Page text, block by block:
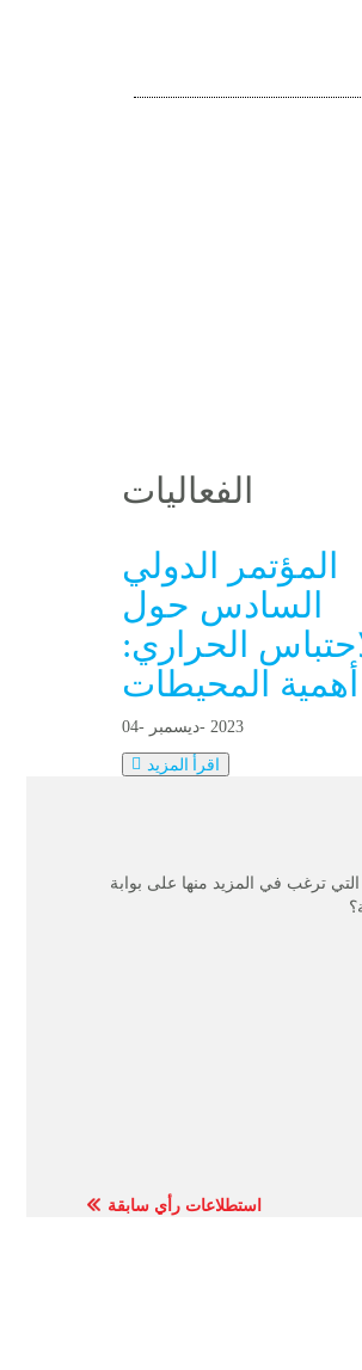
الفعاليات
المؤتمر الدولي
السادس حول
الحراري:
أهمية المحيطات
0 4 - ديسمبر- 2 0 2 3
اقرأ المزيد
ترغب في المزيد منها على بوابة
استطلاعات رأي سابقة